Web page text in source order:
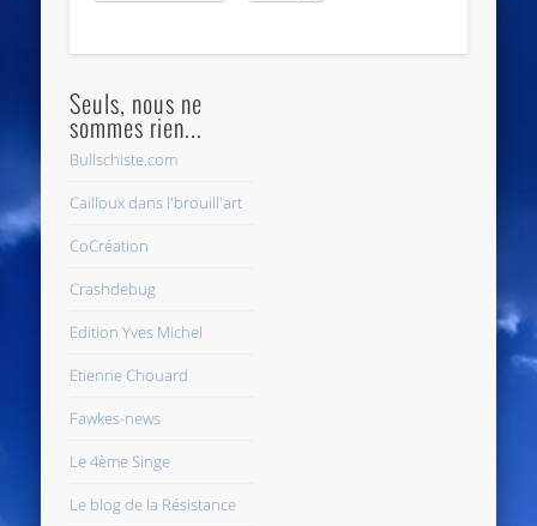
Seuls, nous ne
sommes rien...
Bullschiste.com
Cailloux dans l'brouill'art
CoCréation
Crashdebug
Edition Yves Michel
Etienne Chouard
Fawkes-news
Le 4ème Singe
Le blog de la Résistance